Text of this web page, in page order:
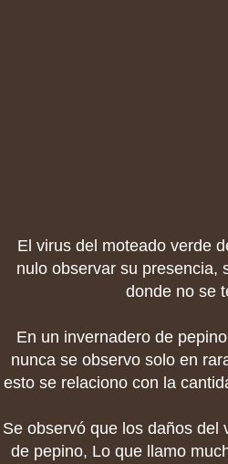
El virus del moteado verde
nulo observar su presencia,
donde no se
En un invernadero de
nunca se observo solo en
esto se relaciono con la
Se observó que los daños
de pepino, Lo que llamo